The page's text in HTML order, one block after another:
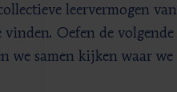
leervermogen van
Oefen de volgende
we samen kijken waar we